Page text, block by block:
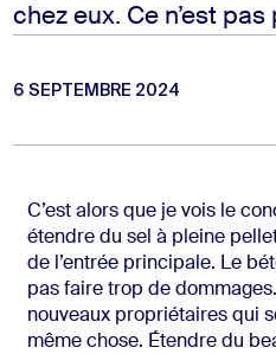
chez eux. Ce n’est pas
6 SEPTEMBRE 2024
C’est alors que je vois le
étendre du sel à pleine
de l’entrée principale. Le
pas faire trop de
nouveaux propriétaires qui
même chose. Étendre du